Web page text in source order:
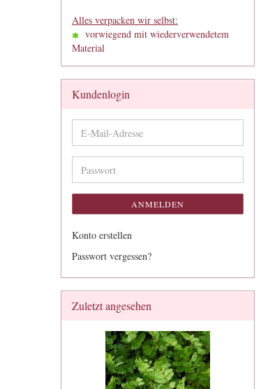
Alles verpacken wir selbst:
vorwiegend mit wiederverwendetem
Material
Kundenlogin
E-
Mail-
Adresse
Passwort
ANMELDEN
Konto erstellen
Passwort vergessen?
Zuletzt angesehen